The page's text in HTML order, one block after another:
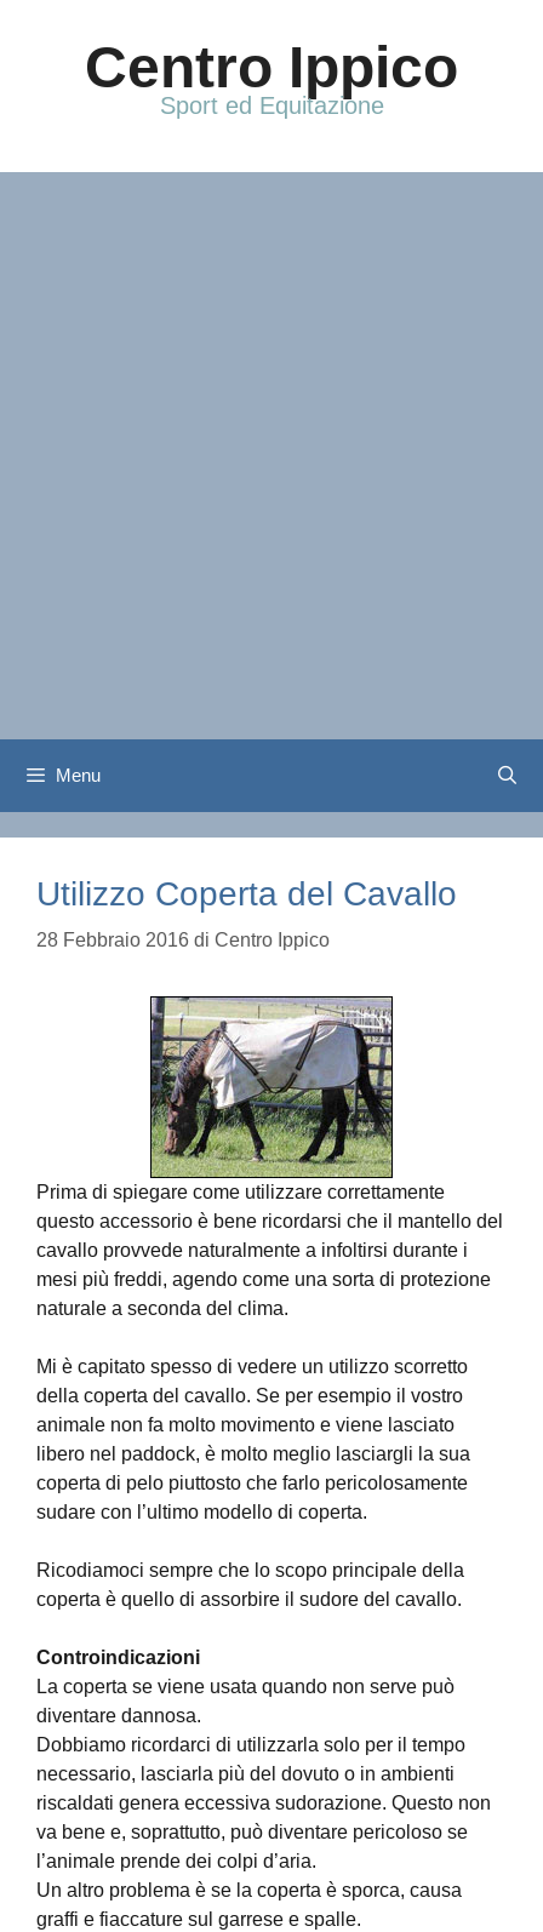
Centro Ippico
Sport ed Equitazione
Menu
Utilizzo Coperta del Cavallo
28 Febbraio 2016 di Centro Ippico
Prima di spiegare come utilizzare correttamente
questo accessorio è bene ricordarsi che il mantello del
cavallo provvede naturalmente a infoltirsi durante i
mesi più freddi, agendo come una sorta di protezione
naturale a seconda del clima.
Mi è capitato spesso di vedere un utilizzo scorretto
della coperta del cavallo. Se per esempio il vostro
animale non fa molto movimento e viene lasciato
libero nel paddock, è molto meglio lasciargli la sua
coperta di pelo piuttosto che farlo pericolosamente
sudare con l’ultimo modello di coperta.
Ricodiamoci sempre che lo scopo principale della
coperta è quello di assorbire il sudore del cavallo.
Controindicazioni
La coperta se viene usata quando non serve può
diventare dannosa.
Dobbiamo ricordarci di utilizzarla solo per il tempo
necessario, lasciarla più del dovuto o in ambienti
riscaldati genera eccessiva sudorazione. Questo non
va bene e, soprattutto, può diventare pericoloso se
l’animale prende dei colpi d’aria.
Un altro problema è se la coperta è sporca, causa
graffi e fiaccature sul garrese e spalle.